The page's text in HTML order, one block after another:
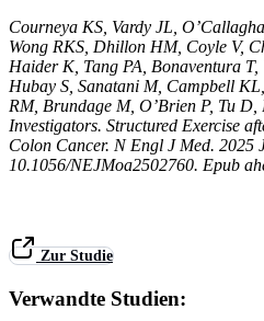
Courneya KS, Vardy JL,
Wong RKS, Dhillon HM, Coyle V,
Haider K, Tang PA, Bonaventura
Hubay S, Sanatani M, Campbell
RM, Brundage M, O’Brien P, Tu
Investigators. Structured Exercise
Colon Cancer. N Engl J Med. 2025
10.1056/NEJMoa2502760. Epub
Zur Studie
Verwandte Studien: